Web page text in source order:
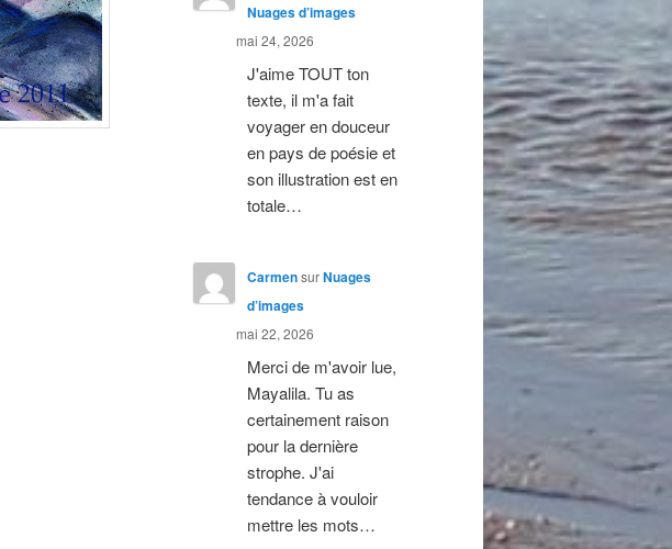
Nuages d’images
mai 24, 2026
J'aime TOUT ton
texte, il m'a fait
voyager en douceur
en pays de poésie et
son illustration est en
totale…
CarmensurNuages
d’images
mai 22, 2026
Merci de m'avoir lue,
Mayalila. Tu as
certainement raison
pour la dernière
strophe. J'ai
tendance à vouloir
mettre les mots…